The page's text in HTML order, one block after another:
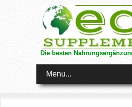
Die besten
Menu...